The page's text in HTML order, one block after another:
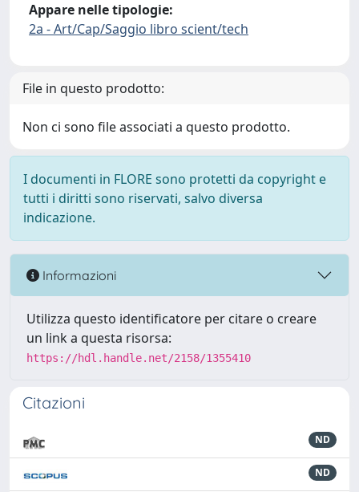
Appare nelle tipologie:
2a - Art/Cap/Saggio libro scient/tech
File in questo prodotto:
Non ci sono file associati a questo prodotto.
I documenti in FLORE sono protetti da copyright e
tutti i diritti sono riservati, salvo diversa
indicazione.
Informazioni
Utilizza questo identificatore per citare o creare
un link a questa risorsa:
https://hdl.handle.net/2158/1355410
Citazioni
ND
ND